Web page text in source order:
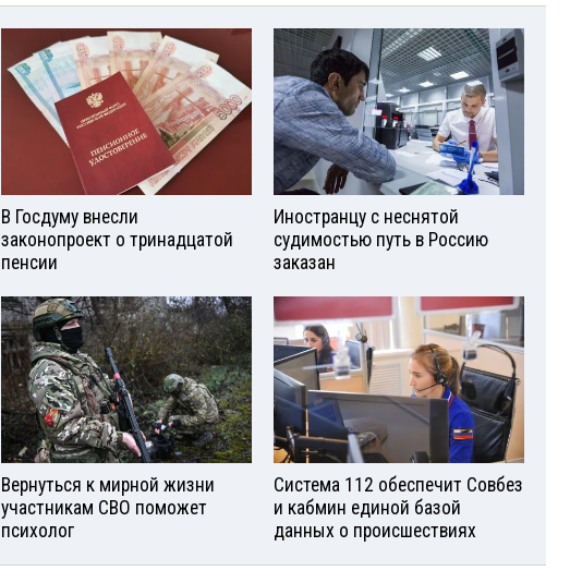
В Госдуму внесли
законопроект о тринадцатой
пенсии
Иностранцу с неснятой
судимостью путь в Россию
заказан
Вернуться к мирной жизни
участникам СВО поможет
психолог
Система 112 обеспечит Совбез
и кабмин единой базой
данных о происшествиях